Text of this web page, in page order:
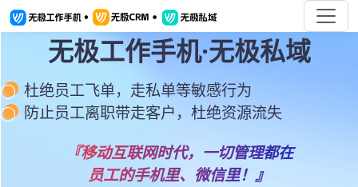
无极工作手机·无极私域
杜绝员工飞单，走私单等敏感行为
防止员工离职带走客户，杜绝资源流失
『移动互联网时代，一切管理都在
员工的手机里、微信里！』